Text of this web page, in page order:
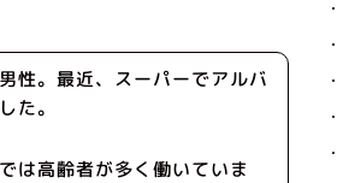
性。最近、スーパーでアルバ
た。
は高齢者が多く働いていま